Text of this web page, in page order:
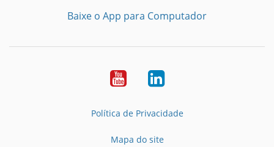
Baixe o App para Computador
YoutubeLinkedIn
Política de Privacidade
Mapa do site